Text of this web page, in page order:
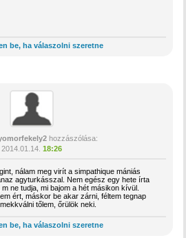
be, ha válaszolni szeretne
hozzászólása:
2014.01.14. 18:26
nálam meg virít a simpathique mániás
agyturkásszal. Nem egész egy hete írta
ne tudja, mi bajom a hét másikon kívül.
ért, máskor be akar zárni, féltem tegnap
tőlem, őrülök neki.
be, ha válaszolni szeretne